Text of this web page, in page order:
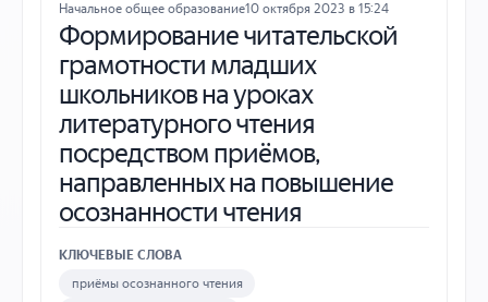
Начальное общее образование10 октября 2023 в 15:24
Формирование читательской
грамотности младших
школьников на уроках
литературного чтения
посредством приёмов,
направленных на повышение
осознанности чтения
КЛЮЧЕВЫЕ СЛОВА
приёмы осознанного чтения